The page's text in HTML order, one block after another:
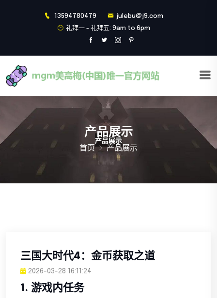
13594780479
julebu@j9.com
礼拜一 - 礼拜五: 9am to 6pm
产品展示
首页 产品展示
三国大时代4：金币获取之道
2026-03-28 16:11:24
1. 游戏内任务